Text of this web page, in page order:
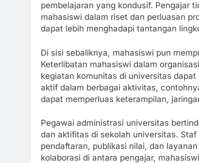
pembelajaran yang kondusif. Pengajar
mahasiswi dalam riset dan perluasan
dapat lebih menghadapi tantangan
Di sisi sebaliknya, mahasiswi pun
Keterlibatan mahasiswi dalam
kegiatan komunitas di universitas
aktif dalam berbagai aktivitas,
dapat memperluas keterampilan,
Pegawai administrasi universitas
dan aktifitas di sekolah universitas.
pendaftaran, publikasi nilai, dan
kolaborasi di antara pengajar,